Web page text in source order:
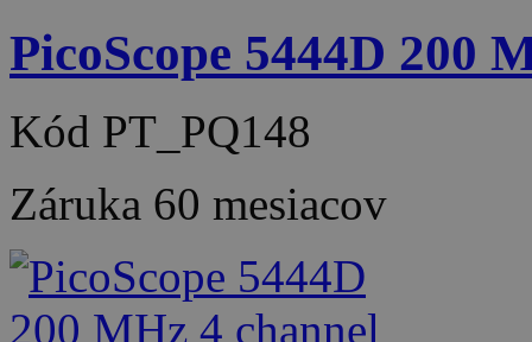
PicoScope 5444D 200
Kód PT_PQ148
Záruka 60 mesiacov